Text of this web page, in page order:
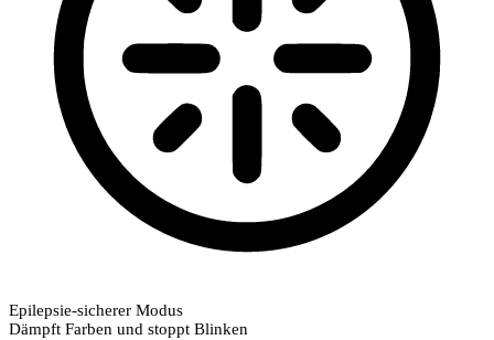
Epilepsie-sicherer Modus
Dämpft Farben und stoppt Blinken